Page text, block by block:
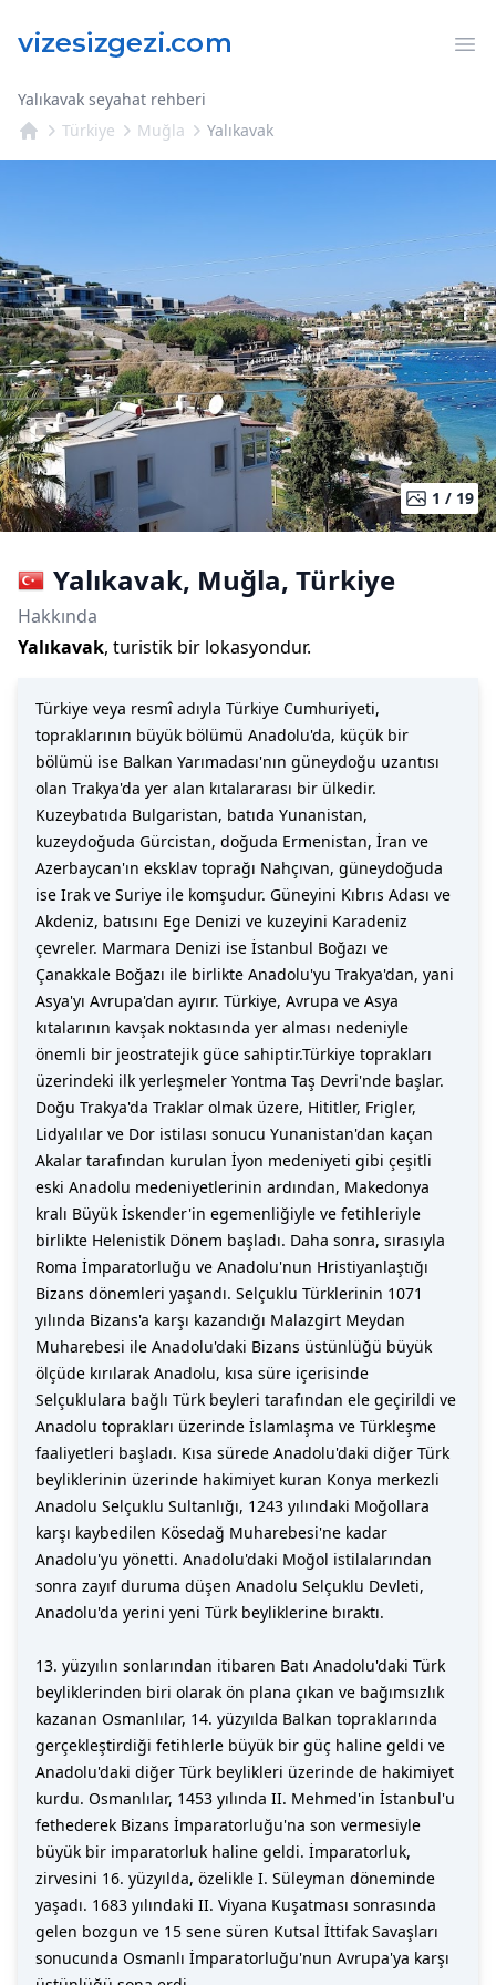
Yalıkavak seyahat rehberi
Türkiye
Muğla Yalıkavak
1 / 19
Yalıkavak, Muğla, Türkiye
Hakkında
Yalıkavak, turistik bir lokasyondur.
Türkiye veya resmî adıyla Türkiye Cumhuriyeti,
topraklarının büyük bölümü Anadolu'da, küçük bir
bölümü ise Balkan Yarımadası'nın güneydoğu uzantısı
olan Trakya'da yer alan kıtalararası bir ülkedir.
Kuzeybatıda Bulgaristan, batıda Yunanistan,
kuzeydoğuda Gürcistan, doğuda Ermenistan, İran ve
Azerbaycan'ın eksklav toprağı Nahçıvan, güneydoğuda
ise Irak ve Suriye ile komşudur. Güneyini Kıbrıs Adası ve
Akdeniz, batısını Ege Denizi ve kuzeyini Karadeniz
çevreler. Marmara Denizi ise İstanbul Boğazı ve
Çanakkale Boğazı ile birlikte Anadolu'yu Trakya'dan, yani
Asya'yı Avrupa'dan ayırır. Türkiye, Avrupa ve Asya
kıtalarının kavşak noktasında yer alması nedeniyle
önemli bir jeostratejik güce sahiptir.Türkiye toprakları
üzerindeki ilk yerleşmeler Yontma Taş Devri'nde başlar.
Doğu Trakya'da Traklar olmak üzere, Hititler, Frigler,
Lidyalılar ve Dor istilası sonucu Yunanistan'dan kaçan
Akalar tarafından kurulan İyon medeniyeti gibi çeşitli
eski Anadolu medeniyetlerinin ardından, Makedonya
kralı Büyük İskender'in egemenliğiyle ve fetihleriyle
birlikte Helenistik Dönem başladı. Daha sonra, sırasıyla
Roma İmparatorluğu ve Anadolu'nun Hristiyanlaştığı
Bizans dönemleri yaşandı. Selçuklu Türklerinin 1071
yılında Bizans'a karşı kazandığı Malazgirt Meydan
Muharebesi ile Anadolu'daki Bizans üstünlüğü büyük
ölçüde kırılarak Anadolu, kısa süre içerisinde
Selçuklulara bağlı Türk beyleri tarafından ele geçirildi ve
Anadolu toprakları üzerinde İslamlaşma ve Türkleşme
faaliyetleri başladı. Kısa sürede Anadolu'daki diğer Türk
beyliklerinin üzerinde hakimiyet kuran Konya merkezli
Anadolu Selçuklu Sultanlığı, 1243 yılındaki Moğollara
karşı kaybedilen Kösedağ Muharebesi'ne kadar
Anadolu'yu yönetti. Anadolu'daki Moğol istilalarından
sonra zayıf duruma düşen Anadolu Selçuklu Devleti,
Anadolu'da yerini yeni Türk beyliklerine bıraktı.
13. yüzyılın sonlarından itibaren Batı Anadolu'daki Türk
beyliklerinden biri olarak ön plana çıkan ve bağımsızlık
kazanan Osmanlılar, 14. yüzyılda Balkan topraklarında
gerçekleştirdiği fetihlerle büyük bir güç haline geldi ve
Anadolu'daki diğer Türk beylikleri üzerinde de hakimiyet
kurdu. Osmanlılar, 1453 yılında II. Mehmed'in İstanbul'u
fethederek Bizans İmparatorluğu'na son vermesiyle
büyük bir imparatorluk haline geldi. İmparatorluk,
zirvesini 16. yüzyılda, özelikle I. Süleyman döneminde
yaşadı. 1683 yılındaki II. Viyana Kuşatması sonrasında
gelen bozgun ve 15 sene süren Kutsal İttifak Savaşları
sonucunda Osmanlı İmparatorluğu'nun Avrupa'ya karşı